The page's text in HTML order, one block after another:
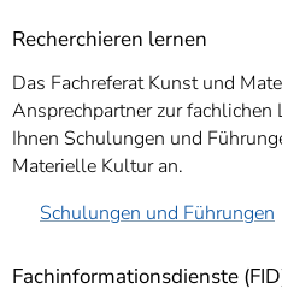
Recherchieren lernen
Das Fachreferat Kunst und
Ansprechpartner zur
Ihnen Schulungen und
Materielle Kultur an.
Schulungen und Führungen
Fachinformationsdienste